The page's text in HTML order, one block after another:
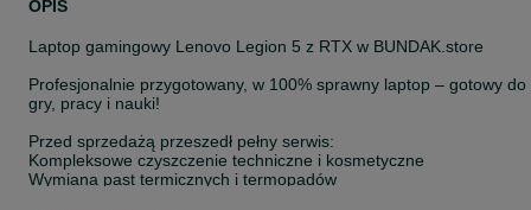
OPIS
Laptop gamingowy Lenovo Legion 5 z RTX w BUNDAK.store
Profesjonalnie przygotowany, w 100% sprawny laptop – gotowy do
gry, pracy i nauki!
Przed sprzedażą przeszedł pełny serwis:
Kompleksowe czyszczenie techniczne i kosmetyczne
Wymiana past termicznych i termopadów